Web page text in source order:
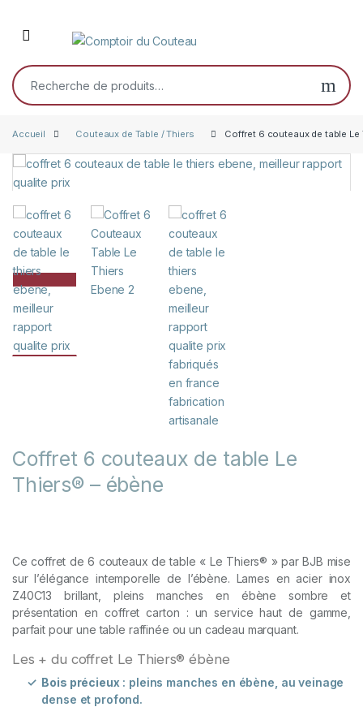
Open
Recherche pour :
Accueil Couteaux de Table / Thiers Coffret 6 couteaux de table Le
Coffret 6 couteaux de table Le
Thiers® – ébène
Ce coffret de 6 couteaux de table « Le Thiers® » par BJB mise
sur l’élégance intemporelle de l’ébène. Lames en acier inox
Z40C13 brillant, pleins manches en ébène sombre et
présentation en coffret carton : un service haut de gamme,
parfait pour une table raffinée ou un cadeau marquant.
Les + du coffret Le Thiers® ébène
Bois précieux : pleins manches en ébène, au veinage
dense et profond.